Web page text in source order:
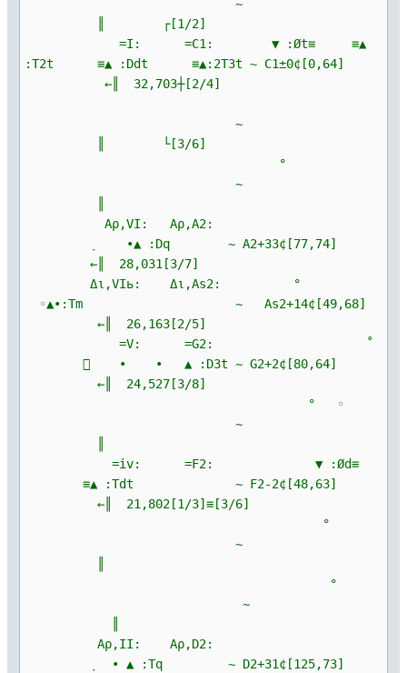
~
║ ┌[1/2]
=I: =C1: ▼ :Øt≡ ≡▲
:T2t ≡▲ :Ddt ≡▲:2T3t ~ C1±0¢[0,64]
←║ 32,703┼[2/4]
~
║ └[3/6]
°
~
Αρ,VI: Αρ,A2:
ָ ∙▲ :Dq ~ A2+33¢[77,74]
←║ 28,031[3/7]
Δι,VIь: Δι,As2: °
◦▲∙:Tm ~ As2+14¢[49,68]
←║ 26,163[2/5]
=V: =G2: ˚
 ∙ ∙ ▲ :D3t ~ G2+2¢[80,64]
←║ 24,527[3/8]
° ◦
~
=iv: =F2: ▼ :Ød≡
≡▲ :Tdt ~ F2-2¢[48,63]
←║ 21,802[1/3]≡[3/6]
°
~
°
~
Αρ,II: Αρ,D2:
ָ ∙ ▲ :Tq ~ D2+31¢[125,73]